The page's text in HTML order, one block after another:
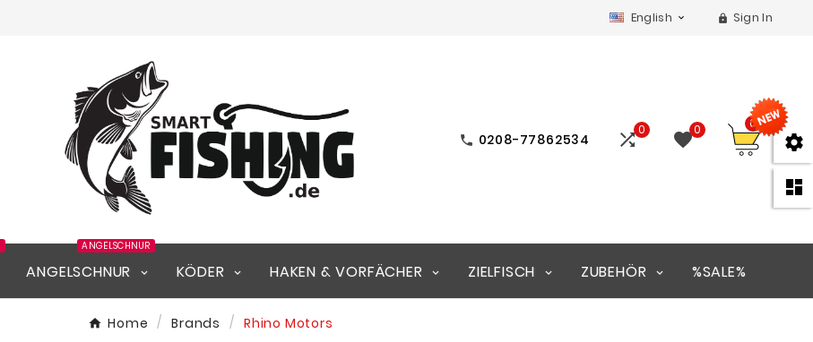


English   Sign In
 0208-77862534 0 0 0
ANGELSCHNUR
ANGELSCHNUR
KÖDER HAKEN & VORFÄCHER ZIELFISCH ZUBEHÖR %SALE%
Home Brands
Rhino Motors